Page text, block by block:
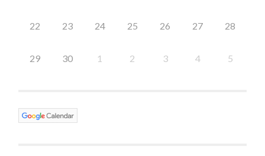
22 23 24 25 26 27 28
29 30 1 2 3 4 5